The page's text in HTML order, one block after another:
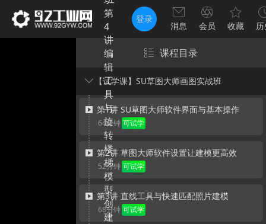
第
4
讲
编
辑
工
具
与
旋
转
楼
梯
模
型
创
建
登录
消息 会员 收藏
课程目录
【试学课】SU草图大师画图实战班
第1讲 SU草图大师软件界面与基本操作
64分钟
第2讲 草图大师软件设置让建模更高效
52分钟
第3讲 直线工具与快速匹配照片建模
68分钟